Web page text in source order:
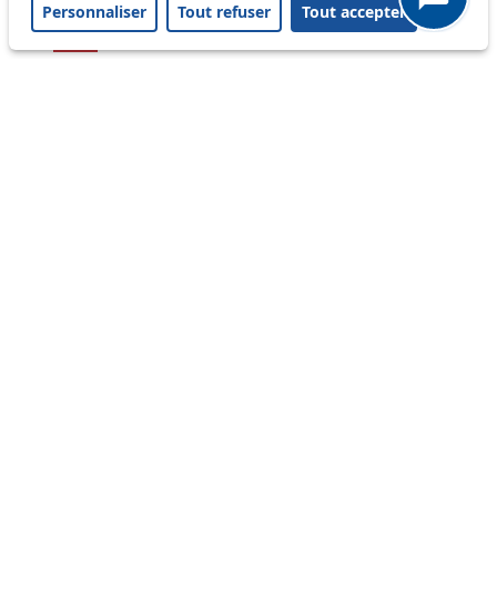
64
Personnaliser Tout refuser Tout accepter